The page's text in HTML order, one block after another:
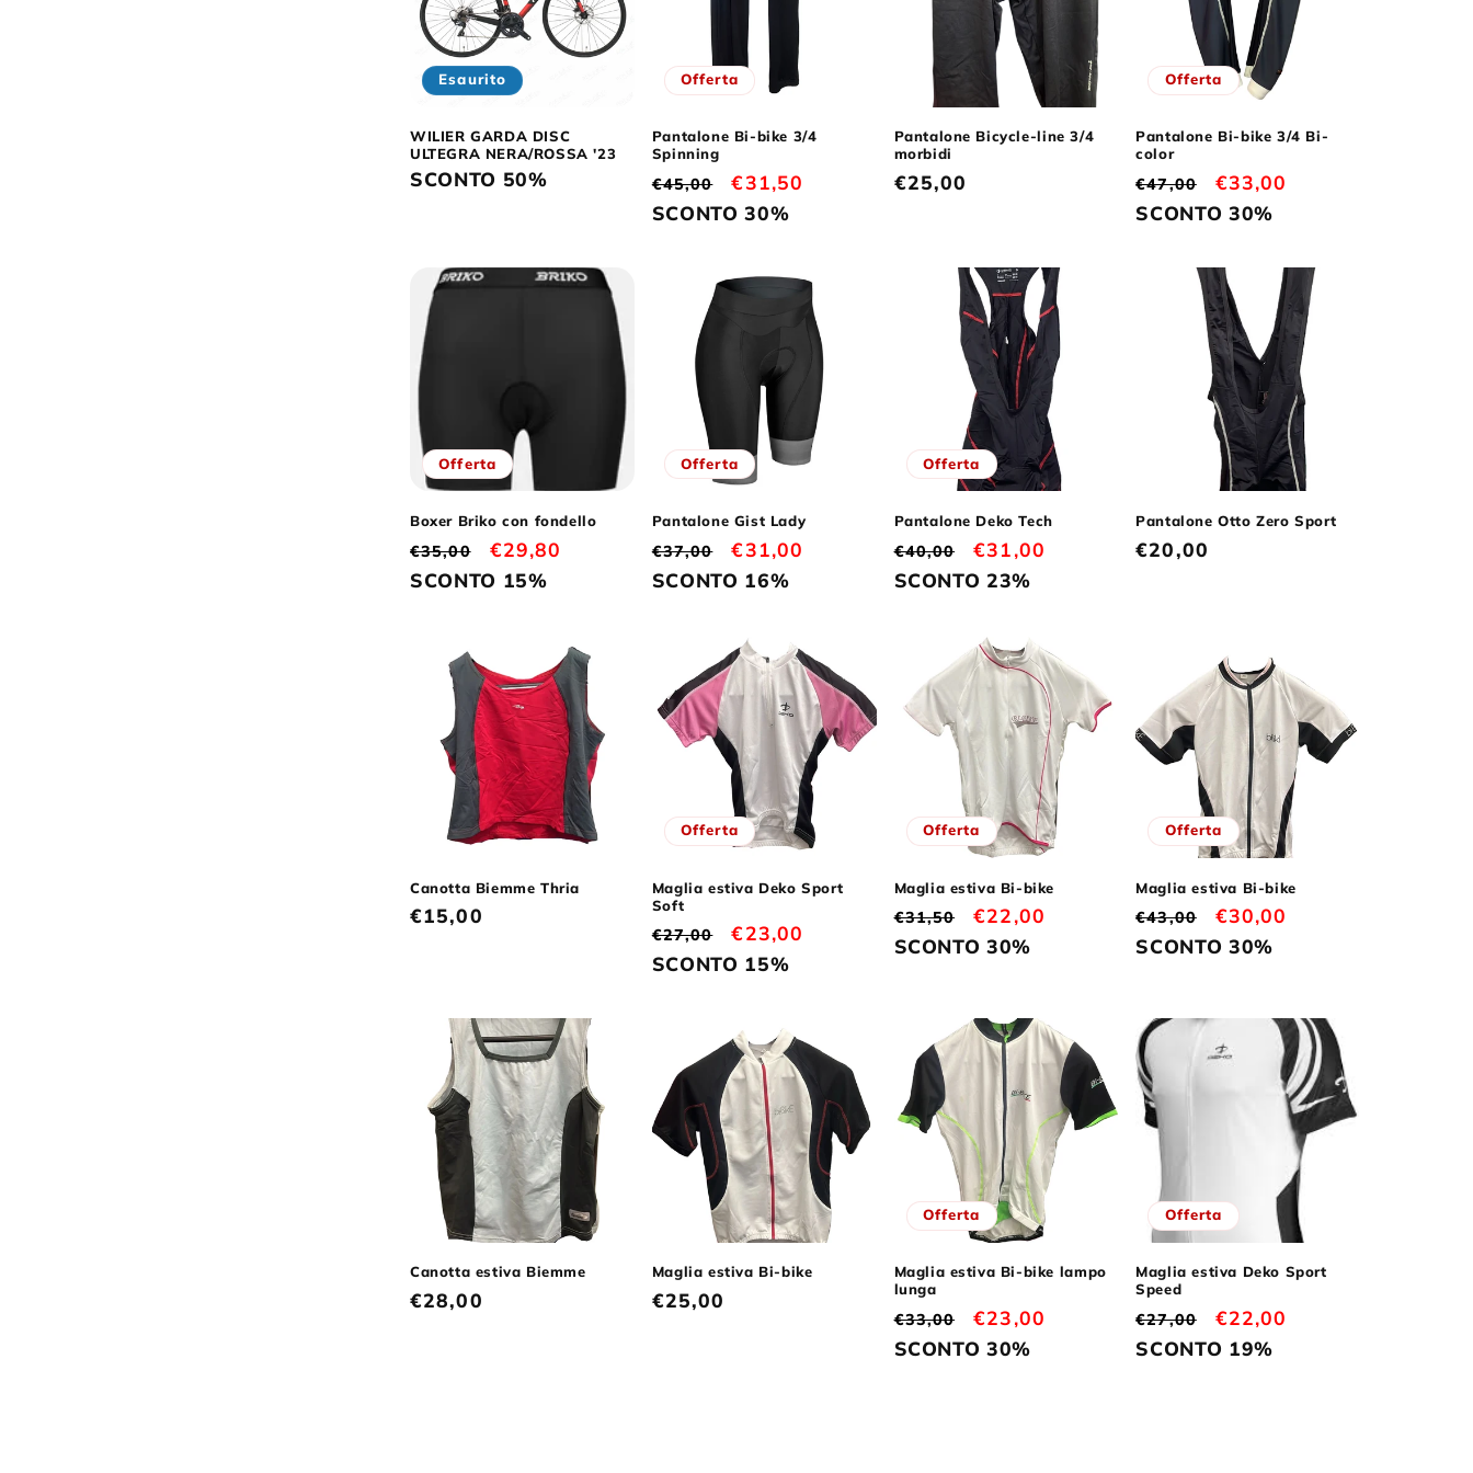
g
r
a
a
Esaurito
WILIER GARDA DISC
ULTEGRA NERA/ROSSA '23
SCONTO 50%
Offerta
Pantalone Bi-bike 3/4
Spinning
Prezzo
di
€45,00
Prezzo
scontato
€31,50
SCONTO 30%
Pantalone Bicycle-line 3/4
morbidi
Prezzo
€25,00
Offerta
Pantalone Bi-bike 3/4 Bi-
color
Prezzo
di
€47,00
Prezzo
scontato
€33,00
SCONTO 30%
Offerta
Boxer Briko con fondello
Prezzo
di
€35,00
Prezzo
scontato
€29,80
SCONTO 15%
Offerta
Pantalone Gist Lady
Prezzo
di
€37,00
Prezzo
scontato
€31,00
SCONTO 16%
Offerta
Pantalone Deko Tech
Prezzo
di
€40,00
Prezzo
scontato
€31,00
SCONTO 23%
Pantalone Otto Zero Sport
Prezzo
€20,00
Canotta Biemme Thria
Prezzo
€15,00
Offerta
Maglia estiva Deko Sport
Soft
Prezzo
di
€27,00
Prezzo
scontato
€23,00
SCONTO 15%
Offerta
Maglia estiva Bi-bike
Prezzo
di
€31,50
Prezzo
scontato
€22,00
SCONTO 30%
Offerta
Maglia estiva Bi-bike
Prezzo
di
€43,00
Prezzo
scontato
€30,00
SCONTO 30%
Canotta estiva Biemme
Prezzo
€28,00
Maglia estiva Bi-bike
Prezzo
€25,00
Offerta
Maglia estiva Bi-bike lampo
lunga
Prezzo
di
€33,00
Prezzo
scontato
€23,00
SCONTO 30%
Offerta
Maglia estiva Deko Sport
Speed
Prezzo
di
€27,00
Prezzo
scontato
€22,00
SCONTO 19%